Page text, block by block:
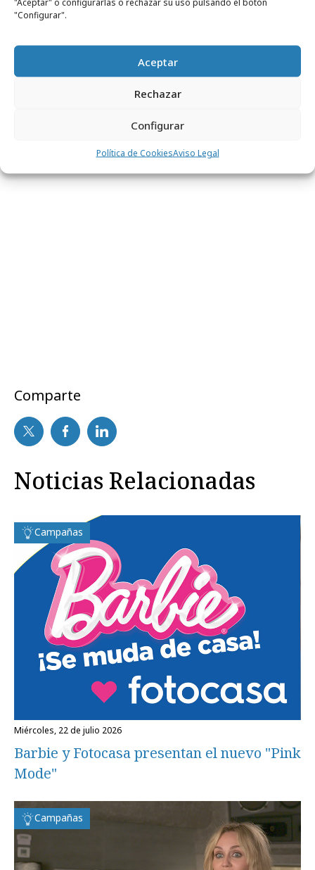
"Configurar".
Aceptar
Rechazar
Configurar
Política de CookiesAviso Legal
que se convirtió en número uno hace 30 años.
musical con la canción principal de la película,
que seguramente conquistará a una nueva
Comparte
Noticias Relacionadas
Campañas
miércoles, 22 de julio 2026
Barbie y Fotocasa presentan el nuevo "Pink
Mode"
Campañas